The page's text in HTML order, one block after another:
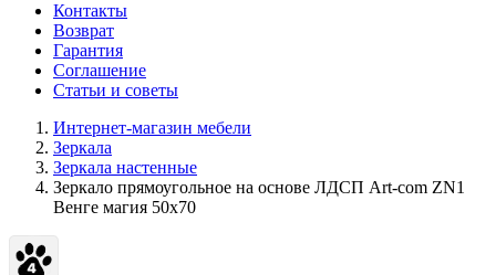
Контакты
Возврат
Гарантия
Соглашение
Статьи и советы
Интернет-магазин мебели
Зеркала
Зеркала настенные
Зеркало прямоугольное на основе ЛДСП Art-com ZN1
Венге магия 50х70